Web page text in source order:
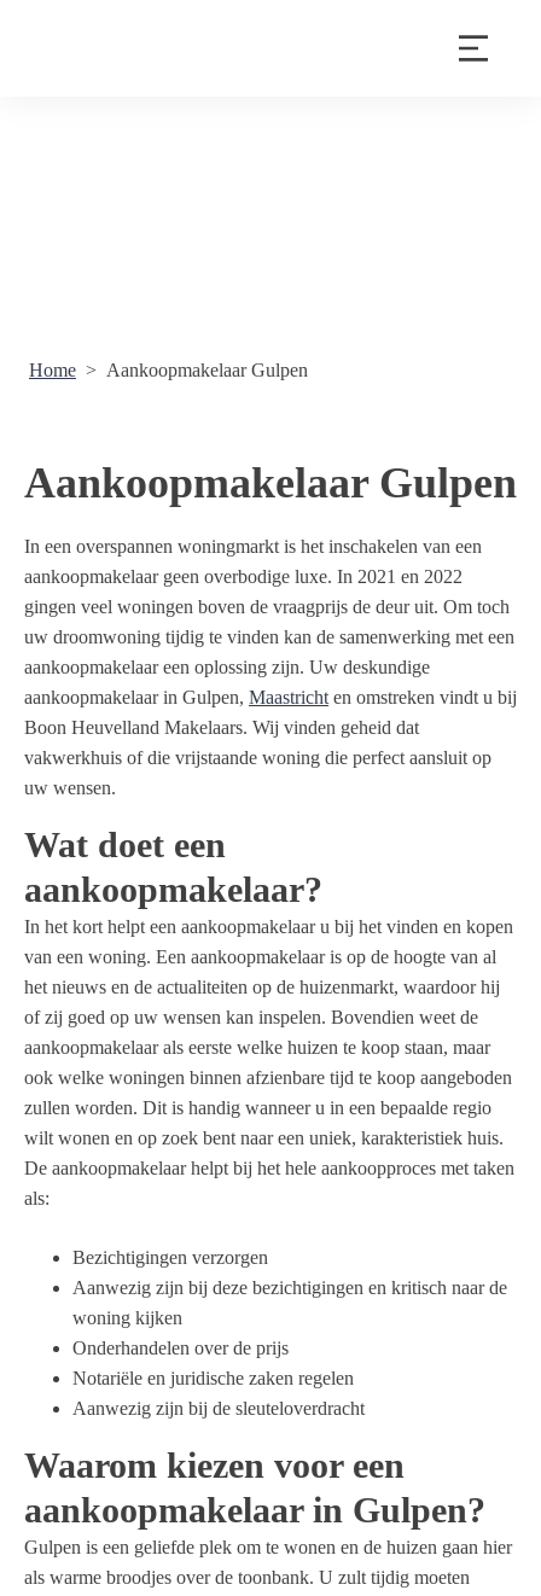
Home > Aankoopmakelaar Gulpen
Aankoopmakelaar Gulpen
In een overspannen woningmarkt is het inschakelen van een
aankoopmakelaar geen overbodige luxe. In 2021 en 2022
gingen veel woningen boven de vraagprijs de deur uit. Om toch
uw droomwoning tijdig te vinden kan de samenwerking met een
aankoopmakelaar een oplossing zijn. Uw deskundige
aankoopmakelaar in Gulpen, Maastricht en omstreken vindt u bij
Boon Heuvelland Makelaars. Wij vinden geheid dat
vakwerkhuis of die vrijstaande woning die perfect aansluit op
uw wensen.
Wat doet een
aankoopmakelaar?
In het kort helpt een aankoopmakelaar u bij het vinden en kopen
van een woning. Een aankoopmakelaar is op de hoogte van al
het nieuws en de actualiteiten op de huizenmarkt, waardoor hij
of zij goed op uw wensen kan inspelen. Bovendien weet de
aankoopmakelaar als eerste welke huizen te koop staan, maar
ook welke woningen binnen afzienbare tijd te koop aangeboden
zullen worden. Dit is handig wanneer u in een bepaalde regio
wilt wonen en op zoek bent naar een uniek, karakteristiek huis.
De aankoopmakelaar helpt bij het hele aankoopproces met taken
als:
Bezichtigingen verzorgen
Aanwezig zijn bij deze bezichtigingen en kritisch naar de
woning kijken
Onderhandelen over de prijs
Notariële en juridische zaken regelen
Aanwezig zijn bij de sleuteloverdracht
Waarom kiezen voor een
aankoopmakelaar in Gulpen?
Gulpen is een geliefde plek om te wonen en de huizen gaan hier
als warme broodjes over de toonbank. U zult tijdig moeten